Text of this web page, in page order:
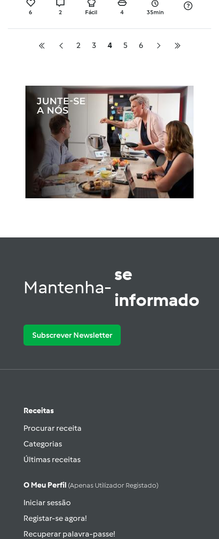
6 2 Fácil 4 35min
2 3 4 5 6
Mantenha-
se
informado
Subscrever Newsletter
Receitas
Procurar receita
Categorias
Últimas receitas
O Meu Perfil (apenas Utilizador Registado)
Iniciar sessão
Registar-se agora!
Recuperar palavra-passe!